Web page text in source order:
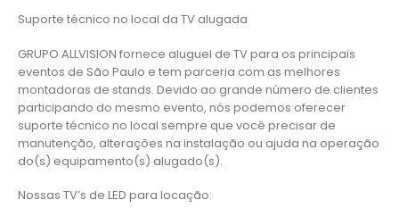
Suporte técnico no local da TV alugada
GRUPO ALLVISION fornece aluguel de TV para os principais
eventos de São Paulo e tem parceria com as melhores
montadoras de stands. Devido ao grande número de clientes
participando do mesmo evento, nós podemos oferecer
suporte técnico no local sempre que você precisar de
manutenção, alterações na instalação ou ajuda na operação
do(s) equipamento(s) alugado(s).
Nossas TV’s de LED para locação: